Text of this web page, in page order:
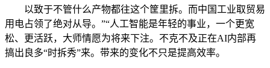
以致于不管什么产物都往这个筐里拆。而中国工业取贸易
用电占领了绝对从导。”“人工智能是年轻的事业，一个更宽
松、更活跃，大师情愿为将来下注。不克不及正在AI内部再
搞出良多“时拆秀”来。带来的变化不只是提高效率。